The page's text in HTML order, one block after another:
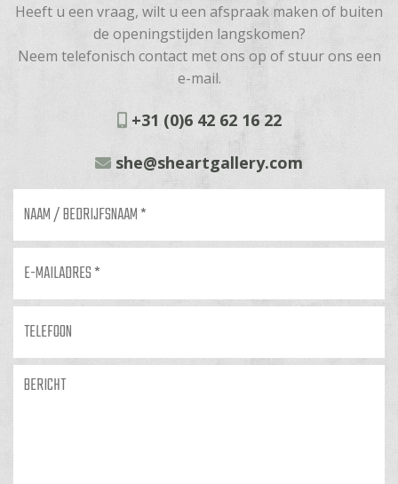
Heeft u een vraag, wilt u een afspraak maken of buiten
de openingstijden langskomen?
Neem telefonisch contact met ons op of stuur ons een
e-mail.
+31 (0)6 42 62 16 22
she@sheartgallery.com
bedrijfsnaam
*
mailadres *